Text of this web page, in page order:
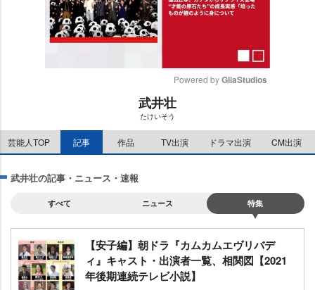
e
Powered by GliaStudios
武井壮
たけいそう
芸能人TOP 記事 作品 TV出演 ドラマ出演 CM出演
武井壮の記事・ニュース・速報
すべて ニュース 特集
【安子編】朝ドラ『カムカムエヴリバデ
ィ』キャスト・出演者一覧、相関図【2021
年後期連続テレビ小説】